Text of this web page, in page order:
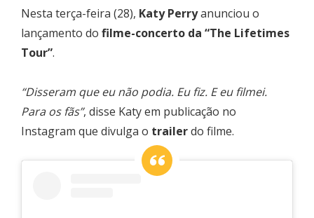
Nesta terça-feira (28), Katy Perryanunciou o
lançamento do filme-concerto da “The Lifetimes
Tour”.
“Disseram que eu não podia. Eu fiz. E eu filmei.
Para os fãs”, disse Katy em publicação no
Instagram que divulga o trailerdo filme.